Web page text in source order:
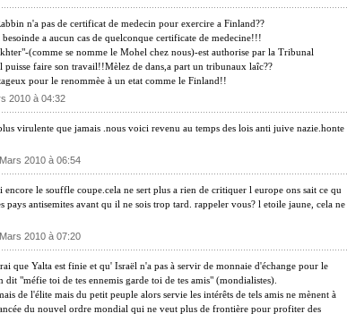
n'a pas de certificat de medecin pour exercire a Finland??
a aucun cas de quelconque certificate de medecine!!!
(comme se nomme le Mohel chez nous)-est authorise par la Tribunal
faire son travail!!Mèlez de dans,a part un tribunaux laîc??
pour le renommèe à un etat comme le Finland!!
2010 à 04:32
virulente que jamais .nous voici revenu au temps des lois anti juive nazie.honte
2010 à 06:54
le souffle coupe.cela ne sert plus a rien de critiquer l europe ons sait ce qu
pays antisemites avant qu il ne sois trop tard. rappeler vous? l etoile jaune, cela ne
2010 à 07:20
que Yalta est finie et qu' Israël n'a pas à servir de monnaie d'échange pour le
"méfie toi de tes ennemis garde toi de tes amis" (mondialistes).
de l'élite mais du petit peuple alors servie les intérêts de tels amis ne mènent à
du nouvel ordre mondial qui ne veut plus de frontière pour profiter des